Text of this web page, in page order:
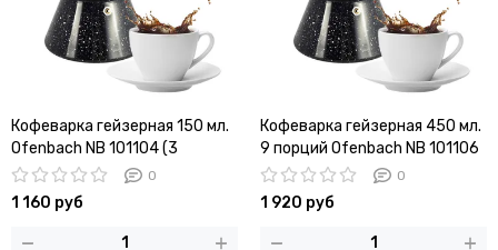
Кофеварка гейзерная 150 мл.
Ofenbach NB 101104 (3
порции) с индукционным
дном
0
1 160 руб
Кофеварка гейзерная 450 мл.
9 порций Ofenbach NB 101106
с индукционным дном
0
1 920 руб